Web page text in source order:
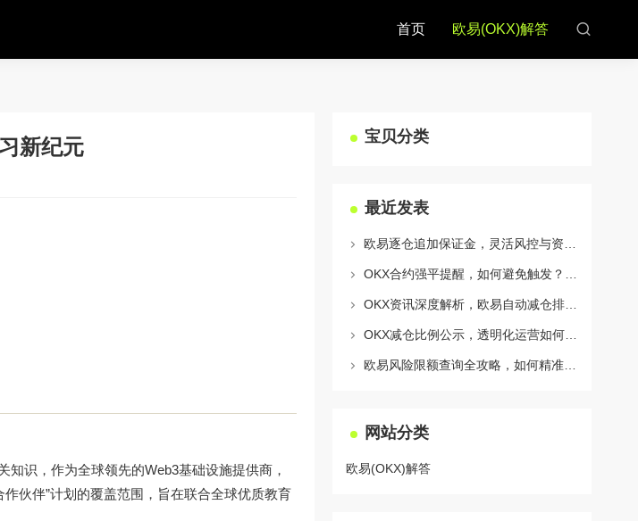
首页 欧易(OKX)解答
新纪元
识，作为全球领先的Web3基础设施提供商，
伙伴”计划的覆盖范围，旨在联合全球优质教育
宝贝分类
最近发表
网站分类
欧易(OKX)解答